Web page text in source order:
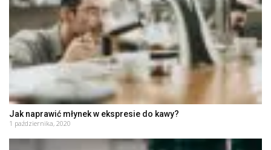
Jak naprawić młynek w ekspresie do kawy?
1 października, 2020